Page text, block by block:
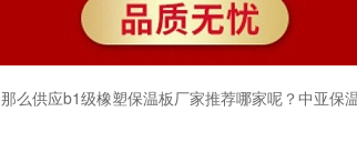
么供应b1级橡塑保温板厂家推荐哪家呢？中亚保